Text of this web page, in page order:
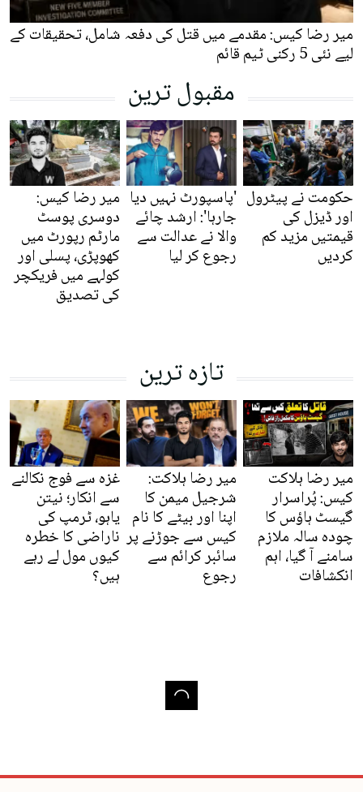
میر رضا کیس: مقدمے میں قتل کی دفعہ شامل، تحقیقات کے
لیے نئی 5 رکنی ٹیم قائم
مقبول ترین
حکومت نے پیٹرول
اور ڈیزل کی
قیمتیں مزید کم
کردیں
'پاسپورٹ نہیں دیا
جارہا': ارشد چائے
والا نے عدالت سے
رجوع کر لیا
میر رضا کیس:
دوسری پوسٹ
مارٹم رپورٹ میں
کھوپڑی، پسلی اور
کولہے میں فریکچر
کی تصدیق
تازہ ترین
میر رضا ہلاکت
کیس: پُراسرار
گیسٹ ہاؤس کا
چودہ سالہ ملازم
سامنے آ گیا، اہم
انکشافات
میر رضا ہلاکت:
شرجیل میمن کا
اپنا اور بیٹے کا نام
کیس سے جوڑنے پر
سائبر کرائم سے
رجوع
غزہ سے فوج نکالنے
سے انکار؛ نیتن
یاہو، ٹرمپ کی
ناراضی کا خطرہ
کیوں مول لے رہے
ہیں؟